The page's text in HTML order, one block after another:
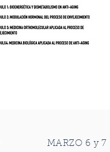
MARZO 6 y 7